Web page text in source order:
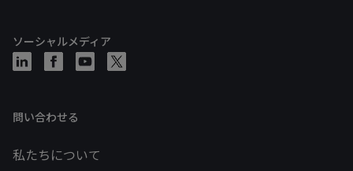
ソーシャルメディア
問い合わせる
私たちについて